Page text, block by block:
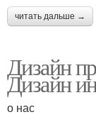
читать дальше →
Дизайн
Дизайн
о нас